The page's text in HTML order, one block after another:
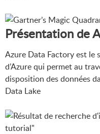
Présentation de
Azure Data Factory est le
d’Azure qui permet au
disposition des données
Data Lake